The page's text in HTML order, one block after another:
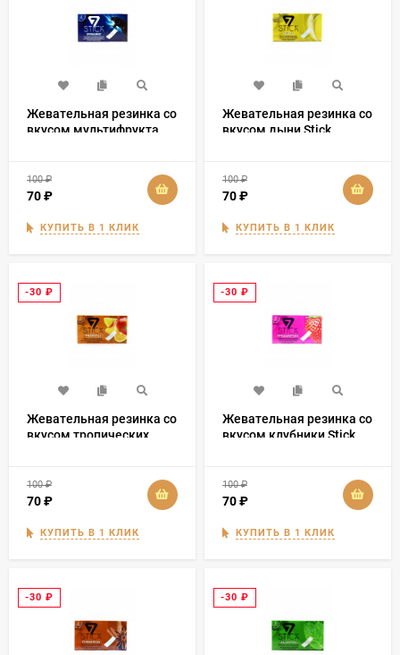
Жевательная резинка со
вкусом мультифрукта
100₽
70₽
КУПИТЬ В 1 КЛИК
Жевательная резинка со
вкусом дыни Stick
100₽
70₽
КУПИТЬ В 1 КЛИК
-30 ₽
Жевательная резинка со
вкусом тропических
100₽
70₽
КУПИТЬ В 1 КЛИК
-30 ₽
Жевательная резинка со
вкусом клубники Stick
100₽
70₽
КУПИТЬ В 1 КЛИК
-30 ₽ -30 ₽